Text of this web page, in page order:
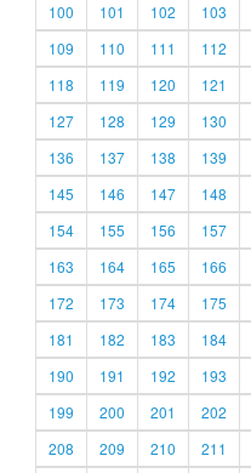
100
101 102 103
109
110 111 112
118
119 120 121
127
128 129 130
136
137 138 139
145
146 147 148
154
155 156 157
163
164 165 166
172
173 174 175
181
182 183 184
190
191 192 193
199
200 201 202
208
209 210 211